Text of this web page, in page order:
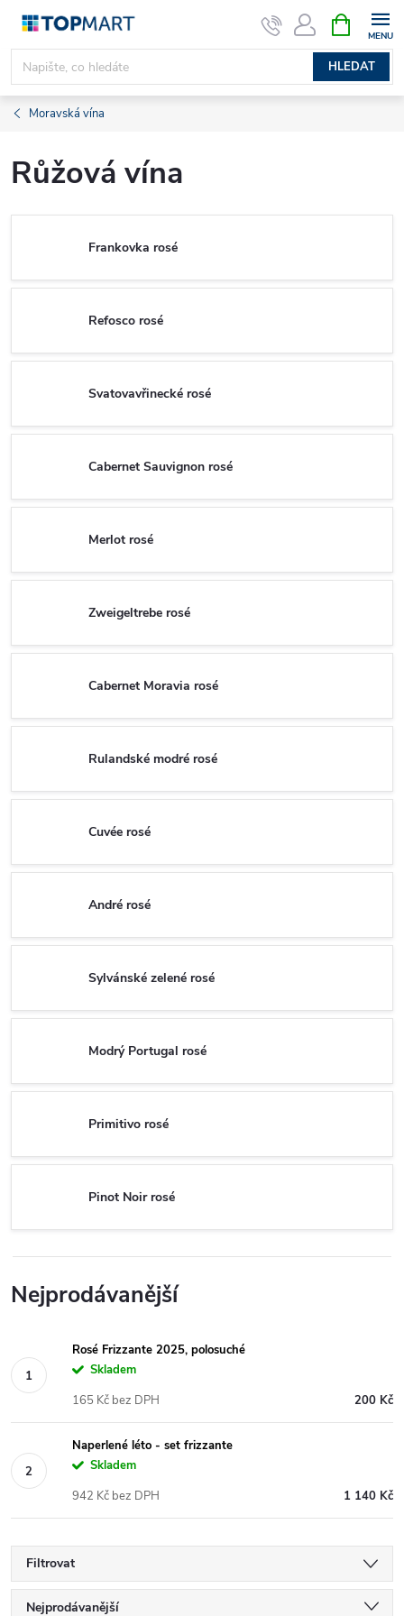
Přejít
obsah
HLEDAT
NÁKUPNÍ
KOŠÍK
Moravská vína
Růžová vína
Frankovka rosé
Refosco rosé
Svatovavřinecké rosé
Cabernet Sauvignon rosé
Merlot rosé
Zweigeltrebe rosé
Cabernet Moravia rosé
Rulandské modré rosé
Cuvée rosé
André rosé
Sylvánské zelené rosé
Modrý Portugal rosé
Primitivo rosé
Pinot Noir rosé
Nejprodávanější
Rosé Frizzante 2025, polosuché
Skladem
200 Kč
165 Kč bez DPH
Naperlené léto - set frizzante
Skladem
1 140 Kč
942 Kč bez DPH
Filtrovat
Nejprodávanější